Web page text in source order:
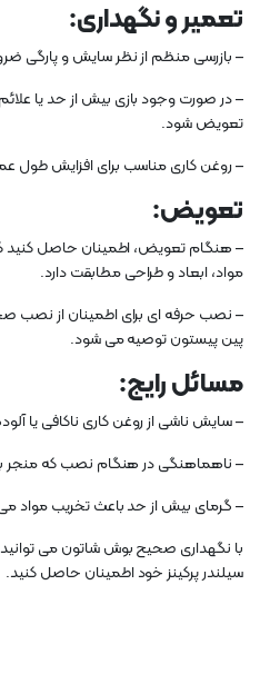
تعمیر و نگهداری:
– بازرسی منظم از نظر سایش و پارگی
– در صورت وجود بازی بیش از حد یا علائم
تعویض شود.
– روغن کاری مناسب برای افزایش طول
تعویض:
– هنگام تعویض، اطمینان حاصل
مواد، ابعاد و طراحی مطابقت دارد.
– نصب حرفه ای برای اطمینان از نصب
پین پیستون توصیه می شود.
مسائل رایج:
– سایش ناشی از روغن کاری ناکافی یا
– ناهماهنگی در هنگام نصب که منجر
– گرمای بیش از حد باعث تخریب مواد
سیلندر پرکینز خود اطمینان حاصل کنید.